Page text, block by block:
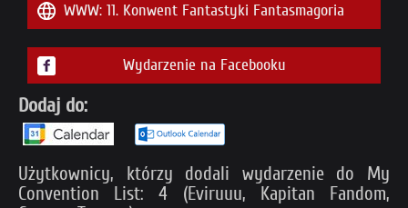
WWW: 11. Konwent Fantastyki Fantasmagoria
Wydarzenie na Facebooku
Dodaj do:
Użytkownicy, którzy dodali wydarzenie do My
Convention List: 4 (Eviruuu, Kapitan Fandom,